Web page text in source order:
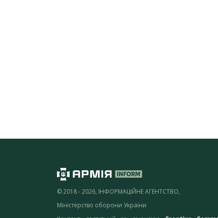
© 2018 - 2026, ІНФОРМАЦІЙНЕ АГЕНТСТВО,
Міністерство оборони України